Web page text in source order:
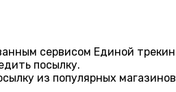
сервисом Единой
посылку.
из популярных магазинов